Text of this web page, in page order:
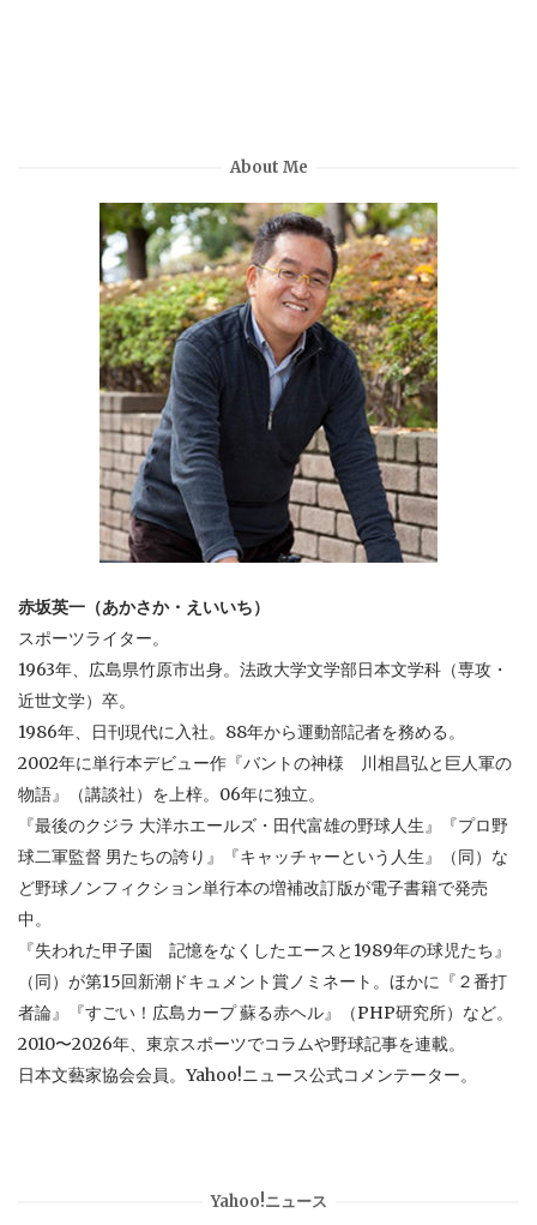
About Me
赤坂英一（あかさか・えいいち）
スポーツライター。
1963年、広島県竹原市出身。法政大学文学部日本文学科（専攻・
近世文学）卒。
1986年、日刊現代に入社。88年から運動部記者を務める。
2002年に単行本デビュー作『バントの神様 川相昌弘と巨人軍の
物語』（講談社）を上梓。06年に独立。
『最後のクジラ 大洋ホエールズ・田代富雄の野球人生』『プロ野
球二軍監督 男たちの誇り』『キャッチャーという人生』（同）な
ど野球ノンフィクション単行本の増補改訂版が電子書籍で発売
中。
『失われた甲子園 記憶をなくしたエースと1989年の球児たち』
（同）が第15回新潮ドキュメント賞ノミネート。ほかに『２番打
者論』『すごい！広島カープ 蘇る赤ヘル』（PHP研究所）など。
2010〜2026年、東京スポーツでコラムや野球記事を連載。
日本文藝家協会会員。Yahoo!ニュース公式コメンテーター。
Yahoo!ニュース